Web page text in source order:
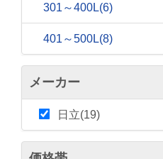
301～400L(6)
401～500L(8)
メーカー
日立(19)